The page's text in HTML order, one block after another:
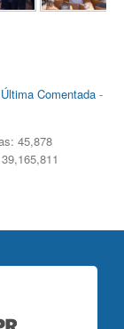
Última Comentada-
45,878